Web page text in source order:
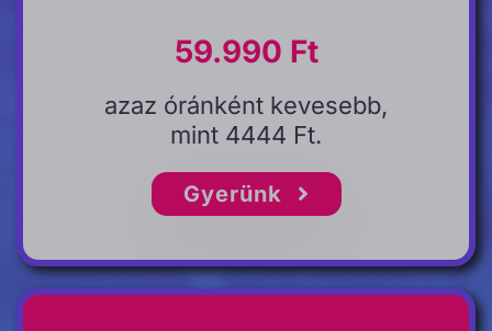
59.990 Ft
azaz óránként kevesebb,
mint 4444 Ft.
Gyerünk